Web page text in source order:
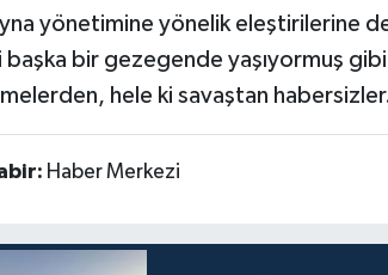
yönetimine yönelik eleştirilerine
başka bir gezegende yaşıyormuş
hele ki savaştan
Haber Merkezi